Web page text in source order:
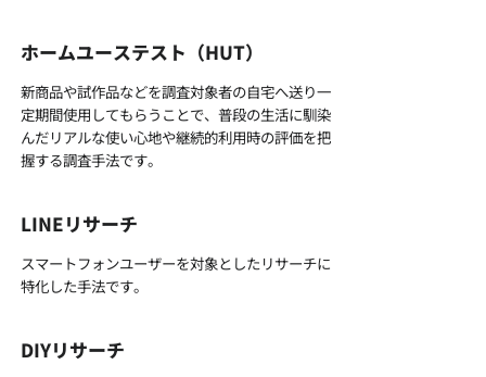
ホームユーステスト（HUT）
新商品や試作品などを調査対象者の自宅へ送り一
定期間使用してもらうことで、普段の生活に馴染
んだリアルな使い心地や継続的利用時の評価を把
握する調査手法です。
LINEリサーチ
スマートフォンユーザーを対象としたリサーチに
特化した手法です。
DIYリサーチ